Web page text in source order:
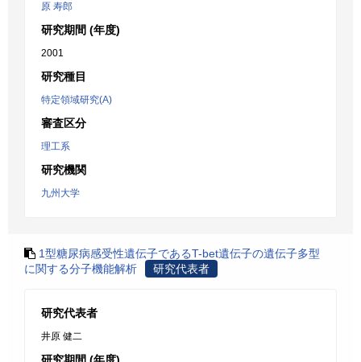
原 寿郎
研究期間 (年度)
2001
研究種目
特定領域研究(A)
審査区分
理工系
研究機関
九州大学
1型糖尿病感受性遺伝子であるT-bet遺伝子の遺伝子多型
に関する分子機能解析
研究代表者
研究代表者
井原 健二